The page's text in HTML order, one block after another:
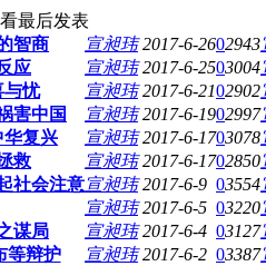
最后发表
智商
宣昶玮 2017-6-2602943
应
宣昶玮 2017-6-2503004
与忧
宣昶玮 2017-6-2102902
害中国
宣昶玮 2017-6-1902997
华复兴
宣昶玮 2017-6-1703078
救
宣昶玮 2017-6-1702850
社会注意宣昶玮 2017-6-9 03554
宣昶玮 2017-6-5 03220
谋局
宣昶玮 2017-6-4 03127
等辩护
宣昶玮 2017-6-2 03387